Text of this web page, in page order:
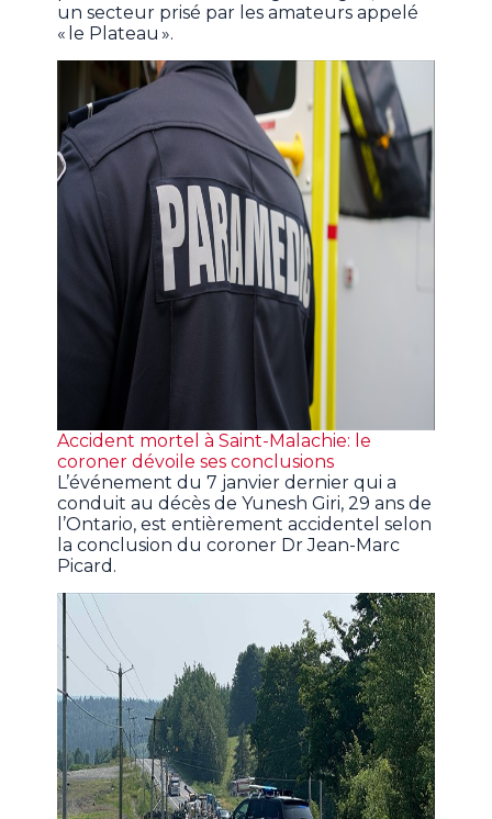
un secteur prisé par les amateurs appelé
« le Plateau ».
Accident mortel à Saint-Malachie: le
coroner dévoile ses conclusions
L’événement du 7 janvier dernier qui a
conduit au décès de Yunesh Giri, 29 ans de
l’Ontario, est entièrement accidentel selon
la conclusion du coroner Dr Jean-Marc
Picard.